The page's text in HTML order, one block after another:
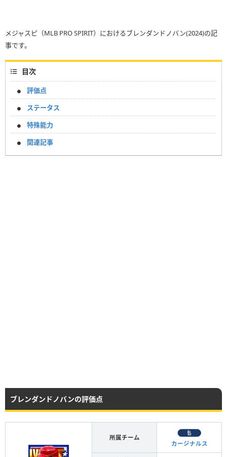
メジャスピ（MLB PRO SPIRIT）におけるブレンダンドノバン(2024)の記
事です。
目次
評価点
ステータス
特殊能力
関連記事
ブレンダンドノバンの評価点
所属チーム
カージナルス